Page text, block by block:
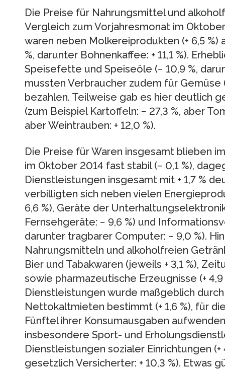
Die Preise für Nahrungsmittel und
Vergleich zum Vorjahresmonat im
waren neben Molkereiprodukten (+ 6,5 %)
%, darunter Bohnenkaffee: + 11,1 %).
Speisefette und Speiseöle (− 10,9 %,
mussten Verbraucher zudem für Gemüse
bezahlen. Teilweise gab es hier deutlich
(zum Beispiel Kartoffeln: − 27,3 %, aber
aber Weintrauben: + 12,0 %).
Die Preise für Waren insgesamt blieben
im Oktober 2014 fast stabil (− 0,1 %),
Dienstleistungen insgesamt mit + 1,7 %
verbilligten sich neben vielen
6,6 %), Geräte der
Fernsehgeräte: − 9,6 %) und
darunter tragbarer Computer: − 9,0 %).
Nahrungsmitteln und alkoholfreien
Bier und Tabakwaren (jeweils + 3,1 %),
sowie pharmazeutische Erzeugnisse (+
Dienstleistungen wurde maßgeblich
Nettokaltmieten bestimmt (+ 1,6 %), für
Fünftel ihrer Konsumausgaben
insbesondere Sport- und
Dienstleistungen sozialer Einrichtungen
gesetzlich Versicherter: + 10,3 %). Etwas